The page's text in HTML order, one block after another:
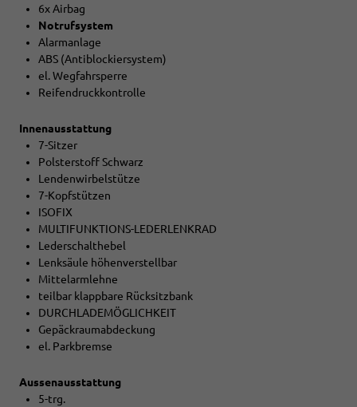
6x Airbag
Notrufsystem
Alarmanlage
ABS (Antiblockiersystem)
el. Wegfahrsperre
Reifendruckkontrolle
Innenausstattung
7-Sitzer
Polsterstoff Schwarz
Lendenwirbelstütze
7-Kopfstützen
ISOFIX
MULTIFUNKTIONS-LEDERLENKRAD
Lederschalthebel
Lenksäule höhenverstellbar
Mittelarmlehne
teilbar klappbare Rücksitzbank
DURCHLADEMÖGLICHKEIT
Gepäckraumabdeckung
el. Parkbremse
Aussenausstattung
5-trg.